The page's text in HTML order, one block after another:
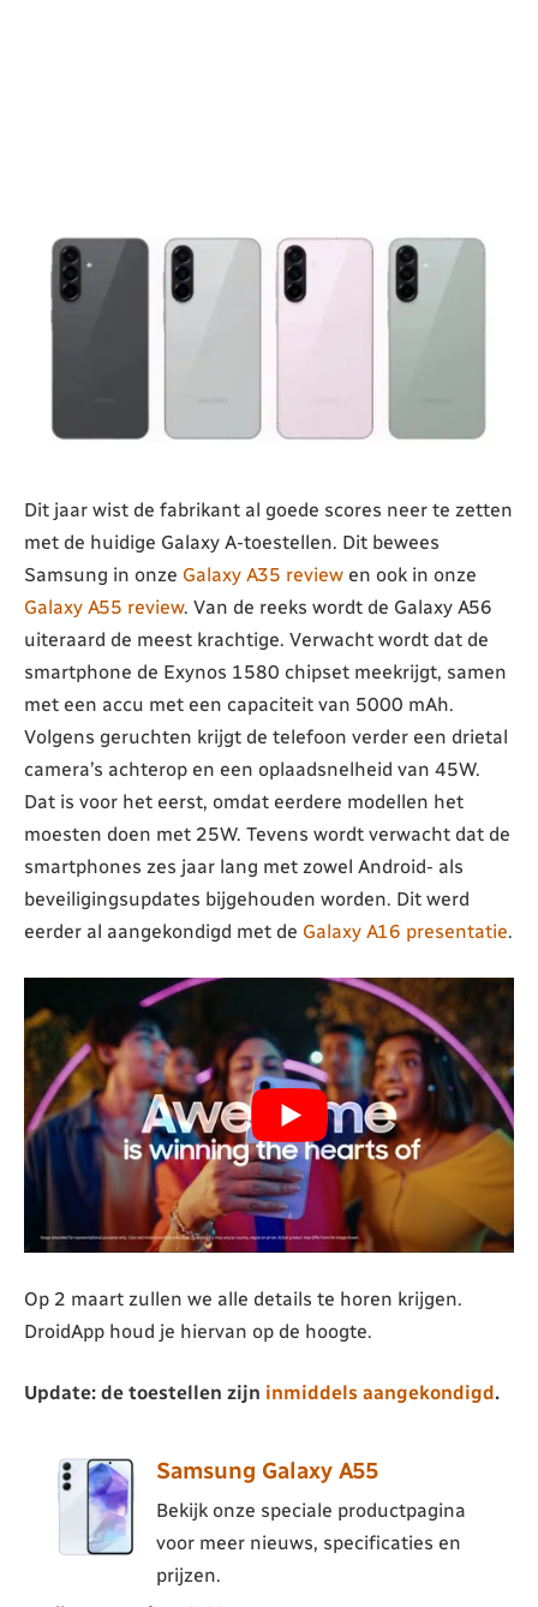
Dit jaar wist de fabrikant al goede scores neer te zetten
met de huidige Galaxy A-toestellen. Dit bewees
Samsung in onze Galaxy A35 review en ook in onze
Galaxy A55 review. Van de reeks wordt de Galaxy A56
uiteraard de meest krachtige. Verwacht wordt dat de
smartphone de Exynos 1580 chipset meekrijgt, samen
met een accu met een capaciteit van 5000 mAh.
Volgens geruchten krijgt de telefoon verder een drietal
camera’s achterop en een oplaadsnelheid van 45W.
Dat is voor het eerst, omdat eerdere modellen het
moesten doen met 25W. Tevens wordt verwacht dat de
smartphones zes jaar lang met zowel Android- als
beveiligingsupdates bijgehouden worden. Dit werd
eerder al aangekondigd met de Galaxy A16 presentatie.
Op 2 maart zullen we alle details te horen krijgen.
DroidApp houd je hiervan op de hoogte.
Update: de toestellen zijn inmiddels aangekondigd.
Samsung Galaxy A55
Bekijk onze speciale productpagina
voor meer nieuws, specificaties en
prijzen.